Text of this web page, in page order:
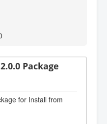
Package
for Install from